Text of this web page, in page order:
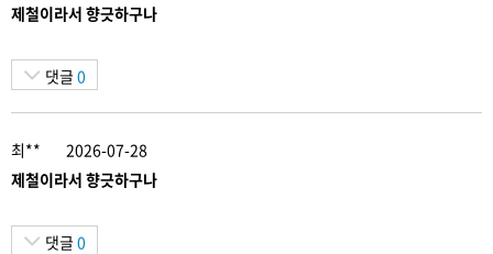
제철이라서 향긋하구나
댓글 0
최**
2026-07-28
제철이라서 향긋하구나
댓글 0